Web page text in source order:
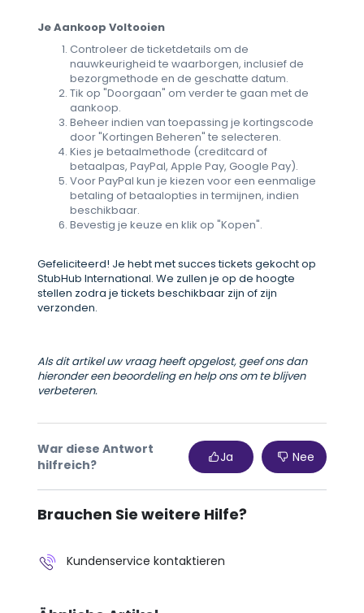
Je Aankoop Voltooien
Controleer de ticketdetails om de
nauwkeurigheid te waarborgen, inclusief de
bezorgmethode en de geschatte datum.
Tik op "Doorgaan" om verder te gaan met de
aankoop.
Beheer indien van toepassing je kortingscode
door "Kortingen Beheren" te selecteren.
Kies je betaalmethode (creditcard of
betaalpas, PayPal, Apple Pay, Google Pay).
Voor PayPal kun je kiezen voor een eenmalige
betaling of betaalopties in termijnen, indien
beschikbaar.
Bevestig je keuze en klik op "Kopen".
Gefeliciteerd! Je hebt met succes tickets gekocht op
StubHub International. We zullen je op de hoogte
stellen zodra je tickets beschikbaar zijn of zijn
verzonden.
Als dit artikel uw vraag heeft opgelost, geef ons dan
hieronder een beoordeling en help ons om te blijven
verbeteren.
War diese Antwort
hilfreich?
Ja Nee
Brauchen Sie weitere Hilfe?
Kundenservice kontaktieren